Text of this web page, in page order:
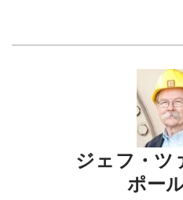
ジェフ・ツ
ポー